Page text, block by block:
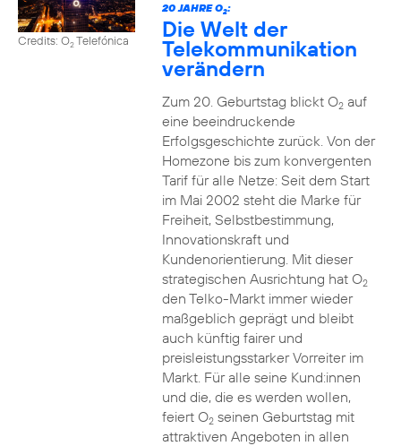
Credits: O2Telefónica
20 JAHRE O2:
Die Welt der
Telekommunikation
verändern
Zum 20. Geburtstag blickt O2auf
eine beeindruckende
Erfolgsgeschichte zurück. Von der
Homezone bis zum konvergenten
Tarif für alle Netze: Seit dem Start
im Mai 2002 steht die Marke für
Freiheit, Selbstbestimmung,
Innovationskraft und
Kundenorientierung. Mit dieser
strategischen Ausrichtung hat O2
den Telko-Markt immer wieder
maßgeblich geprägt und bleibt
auch künftig fairer und
preisleistungsstarker Vorreiter im
Markt. Für alle seine Kund:innen
und die, die es werden wollen,
feiert O2seinen Geburtstag mit
attraktiven Angeboten in allen